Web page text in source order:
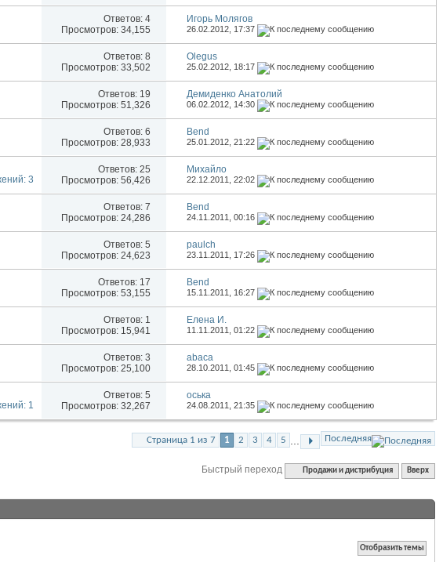
Ответов: 4
Просмотров: 34,155
Игорь Молягов
26.02.2012, 17:37
Ответов: 8
Просмотров: 33,502
Olegus
25.02.2012, 18:17
Ответов: 19
Просмотров: 51,326
Демиденко Анатолий
06.02.2012, 14:30
Ответов: 6
Просмотров: 28,933
Bend
25.01.2012,21:22
Ответов: 25
Просмотров: 56,426
Михайло
22.12.2011,22:02
Ответов: 7
Просмотров: 24,286
Bend
24.11.2011,00:16
Ответов: 5
Просмотров: 24,623
paulch
23.11.2011, 17:26
Ответов: 17
Просмотров: 53,155
Bend
15.11.2011, 16:27
Ответов: 1
Просмотров: 15,941
Елена И.
11.11.2011,01:22
Ответов: 3
Просмотров: 25,100
abaca
28.10.2011,01:45
Ответов: 5
Просмотров: 32,267
оська
24.08.2011,21:35
Страница 1 из 7 1 2 3 4 5 ... Последняя
Быстрый переход Продажи и дистрибуция Вверх